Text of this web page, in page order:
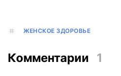
ЖЕНСКОЕ ЗДОРОВЬЕ
Комментарии 1